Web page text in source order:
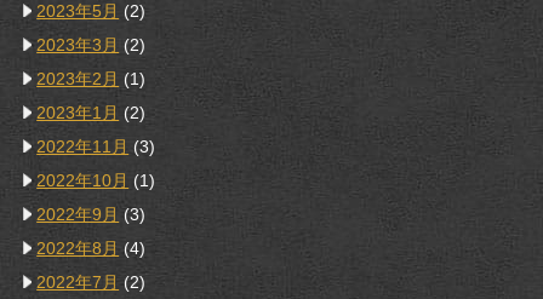
2023年5月 (2)
2023年3月 (2)
2023年2月 (1)
2023年1月 (2)
2022年11月 (3)
2022年10月 (1)
2022年9月 (3)
2022年8月 (4)
2022年7月 (2)